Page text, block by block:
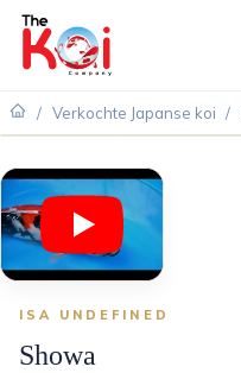
/ Verkochte Japanse koi /
VERKOCHT
ISA UNDEFINED
Showa